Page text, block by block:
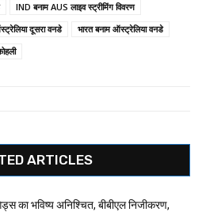
IND बनाम AUS लाइव स्ट्रीमिंग विवरण
दूसरा वनडे
भारत बनाम ऑस्ट्रेलिया वनडे
ARTICLES
का भविष्य अनिश्चित, बीबीएल निजीकरण,